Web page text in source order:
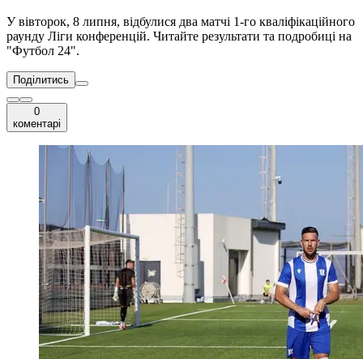
У вівторок, 8 липня, відбулися два матчі 1-го кваліфікаційного
раунду Ліги конференцій. Читайте результати та подробиці на
"Футбол 24".
Поділитись
0
коментарі